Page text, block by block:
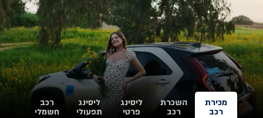
מכירת
רכב
השכרת
רכב
ליסינג
פרטי
ליסינג
תפעולי
רכב
חשמלי